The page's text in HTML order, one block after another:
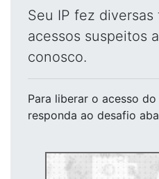
Seu IP fez
acessos suspeitos
conosco.
Para liberar o acesso do
responda ao desafio